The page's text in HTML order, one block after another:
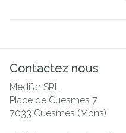
Contactez nous
Medifar SRL
Place de Cuesmes 7
7033 Cuesmes (Mons)